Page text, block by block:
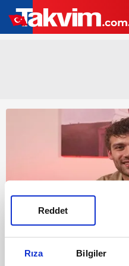
Rıza Bilgiler
Reddet